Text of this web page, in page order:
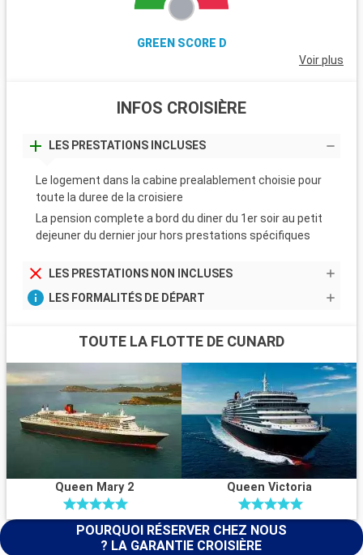
GREEN SCORE D
Voir plus
INFOS CROISIÈRE
LES PRESTATIONS INCLUSES
Le logement dans la cabine prealablement choisie pour
toute la duree de la croisiere
La pension complete a bord du diner du 1er soir au petit
dejeuner du dernier jour hors prestations spécifiques
LES PRESTATIONS NON INCLUSES
LES FORMALITÉS DE DÉPART
TOUTE LA FLOTTE DE CUNARD
Queen Mary 2 Queen Victoria
POURQUOI RÉSERVER CHEZ NOUS
? LA GARANTIE CROISIÈRE